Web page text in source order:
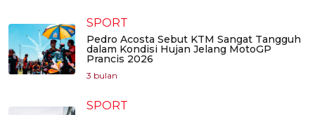
SPORT
Pedro Acosta Sebut KTM Sangat Tangguh
dalam Kondisi Hujan Jelang MotoGP
Prancis 2026
3 bulan
SPORT